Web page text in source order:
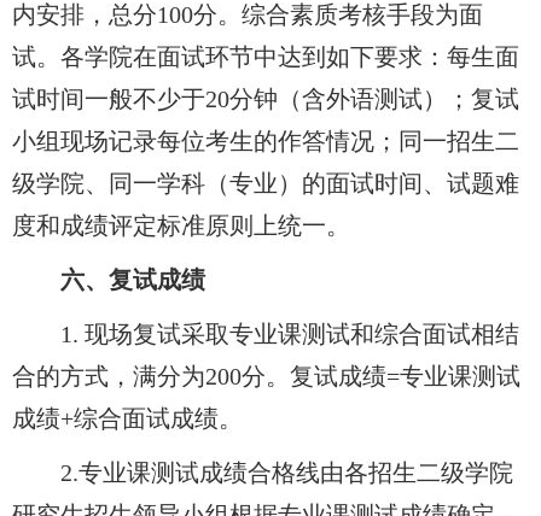
内安排，总分100分。综合素质考核手段为面
试。各学院在面试环节中达到如下要求：每生面
试时间一般不少于20分钟（含外语测试）；复试
小组现场记录每位考生的作答情况；同一招生二
级学院、同一学科（专业）的面试时间、试题难
度和成绩评定标准原则上统一。
六、复试成绩
1. 现场复试采取专业课测试和综合面试相结
合的方式，满分为200分。复试成绩=专业课测试
成绩+综合面试成绩。
2.专业课测试成绩合格线由各招生二级学院